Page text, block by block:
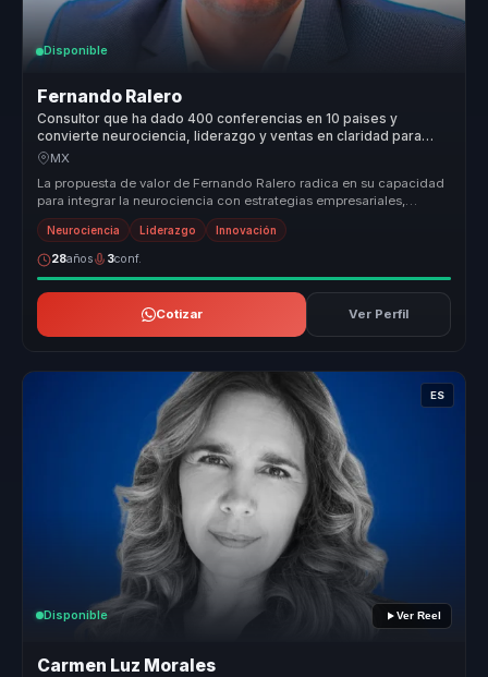
Disponible
Fernando Ralero
Consultor que ha dado 400 conferencias en 10 paises y
convierte neurociencia, liderazgo y ventas en claridad para
empresas.
MX
La propuesta de valor de Fernando Ralero radica en su capacidad
para integrar la neurociencia con estrategias empresariales,
ofreciendo a...
Neurociencia Liderazgo Innovación
28años 3conf.
Cotizar Ver Perfil
ES
Disponible Ver Reel
Carmen Luz Morales